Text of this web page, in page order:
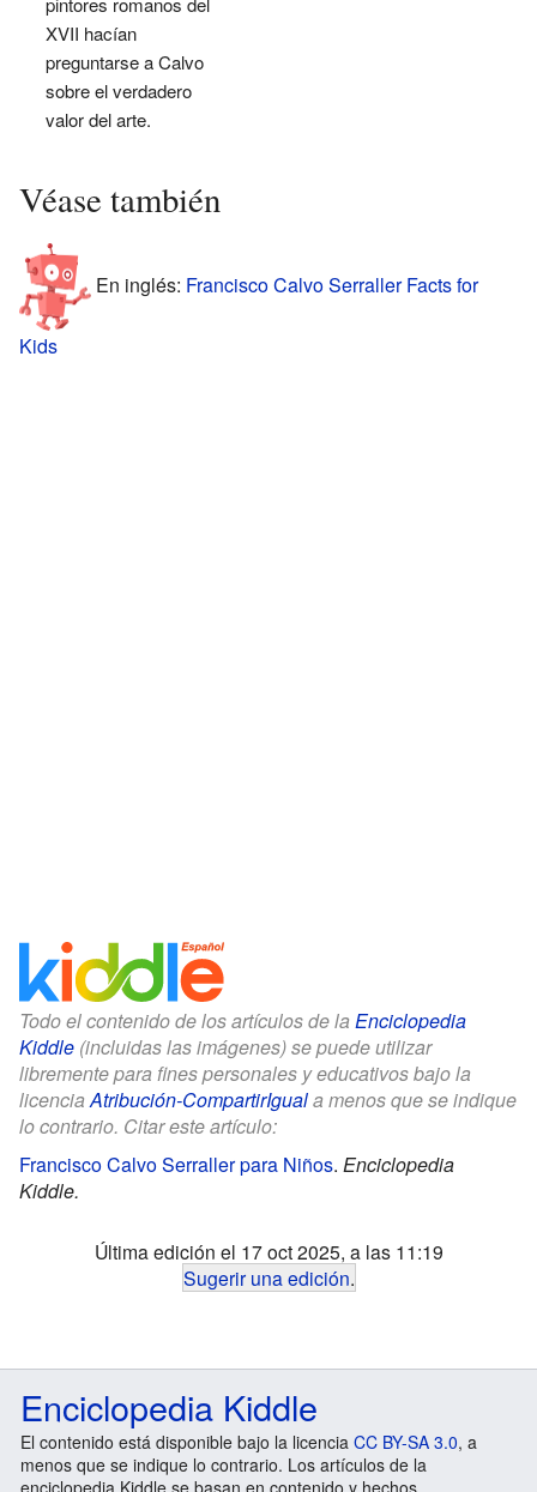
XVII hacían
preguntarse a Calvo
sobre el verdadero
valor del arte.
Véase también
En inglés: Francisco Calvo Serraller Facts for
Kids
Todo el contenido de los artículos de la Enciclopedia
Kiddle (incluidas las imágenes) se puede utilizar
libremente para fines personales y educativos bajo la
licenciaAtribución-CompartirIguala menos que se indique
lo contrario. Citar este artículo:
Francisco Calvo Serraller para Niños. Enciclopedia
Kiddle.
Última edición el 17 oct 2025, a las 11:19
Sugerir una edición.
Enciclopedia Kiddle
El contenido está disponible bajo la licencia CC BY-SA 3.0, a
menos que se indique lo contrario. Los artículos de la
enciclopedia Kiddle se basan en contenido y hechos